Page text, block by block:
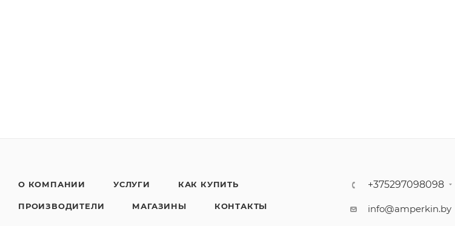
О КОМПАНИИ УСЛУГИ КАК КУПИТЬ
ПРОИЗВОДИТЕЛИ МАГАЗИНЫ КОНТАКТЫ
+375297098098
info@amperkin.by